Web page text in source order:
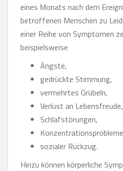
eines Monats nach dem
betroffenen Menschen zu
einer Reihe von Symptomen
beispielsweise
Ängste,
gedrückte Stimmung,
vermehrtes Grübeln,
Verlust an Lebensfreude,
Schlafstörungen,
sozialer Rückzug.
Hinzu können körperliche